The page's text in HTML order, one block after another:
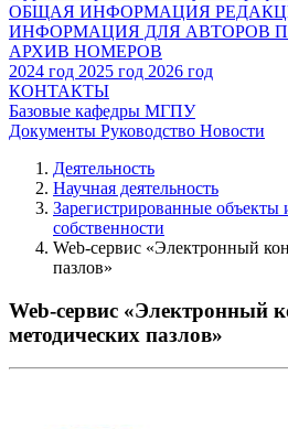
ОБЩАЯ ИНФОРМАЦИЯ
ИНФОРМАЦИЯ ДЛЯ АВТОРОВ
АРХИВ НОМЕРОВ
2024 год 2025 год 2026 год
КОНТАКТЫ
Базовые кафедры МГПУ
Документы Руководство Новости
Деятельность
Научная деятельность
Зарегистрированные объекты
собственности
Web-сервис «Электронный
пазлов»
Web-сервис «Электронный
методических пазлов»